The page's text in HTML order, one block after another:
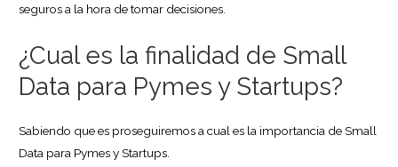
seguros a la hora de tomar decisiones.
¿Cual es la finalidad de Small
Data para Pymes y Startups?
Sabiendo que es proseguiremos a cual es la importancia de Small
Data para Pymes y Startups.